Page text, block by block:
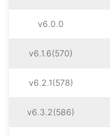
v6.0.0
v6.1.6(570)
v6.2.1(578)
v6.3.2(586)